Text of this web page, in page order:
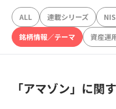
ALL 連載シリーズ
銘柄情報／テーマ
資産運
「アマゾン」に関